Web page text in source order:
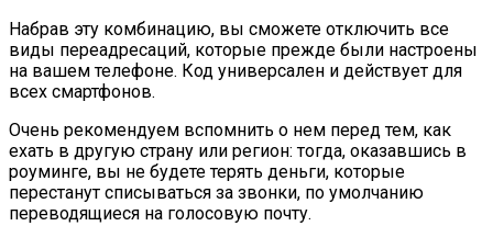
Набрав эту комбинацию, вы сможете отключить все
виды переадресаций, которые прежде были настроены
на вашем телефоне. Код универсален и действует для
всех смартфонов.
Очень рекомендуем вспомнить о нем перед тем, как
ехать в другую страну или регион: тогда, оказавшись в
роуминге, вы не будете терять деньги, которые
перестанут списываться за звонки, по умолчанию
переводящиеся на голосовую почту.